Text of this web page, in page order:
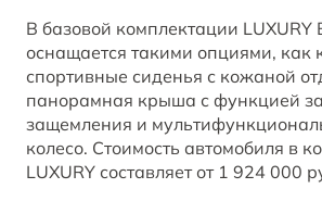
В базовой комплектации LUXURY
оснащается такими опциями, как
спортивные сиденья с кожаной
панорамная крыша с функцией
защемления и
колесо. Стоимость автомобиля в
LUXURY составляет от 1 924 000